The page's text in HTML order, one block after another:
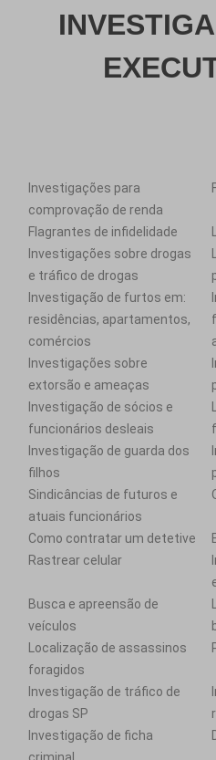
Investigações para
comprovação de renda
Flagrantes de infidelidade
Investigações sobre drogas
e tráfico de drogas
Investigação de furtos em:
residências, apartamentos,
comércios
Investigações sobre
extorsão e ameaças
Investigação de sócios e
funcionários desleais
Investigação de guarda dos
filhos
Sindicâncias de futuros e
atuais funcionários
Como contratar um detetive
Rastrear celular
Busca e apreensão de
veículos
Localização de assassinos
foragidos
Investigação de tráfico de
drogas SP
Investigação de ficha